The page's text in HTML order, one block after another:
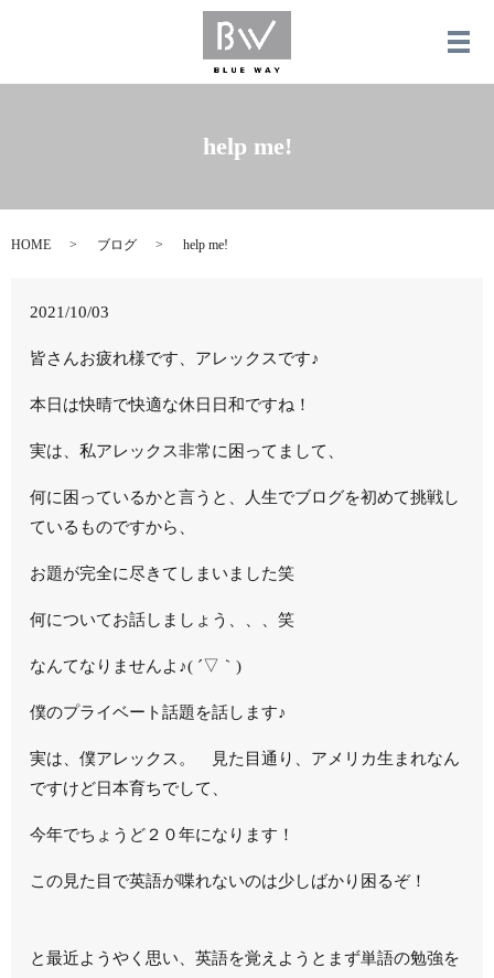
メ
help me!
HOME ブログ help me!
2021/10/03
皆さんお疲れ様です、アレックスです♪
本日は快晴で快適な休日日和ですね！
実は、私アレックス非常に困ってまして、
何に困っているかと言うと、人生でブログを初めて挑戦し
ているものですから、
お題が完全に尽きてしまいました笑
何についてお話しましょう、、、笑
なんてなりませんよ♪( ´▽｀)
僕のプライベート話題を話します♪
実は、僕アレックス。 見た目通り、アメリカ生まれなん
ですけど日本育ちでして、
今年でちょうど２０年になります！
この見た目で英語が喋れないのは少しばかり困るぞ！
と最近ようやく思い、英語を覚えようとまず単語の勉強を